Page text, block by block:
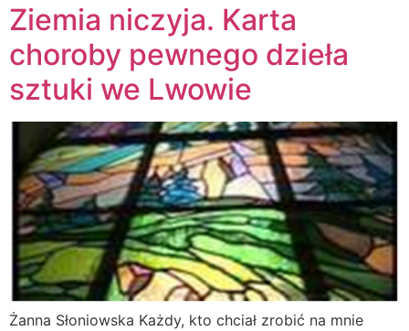
Ziemia niczyja. Karta
choroby pewnego dzieła
sztuki we Lwowie
Żanna Słoniowska Każdy, kto chciał zrobić na mnie